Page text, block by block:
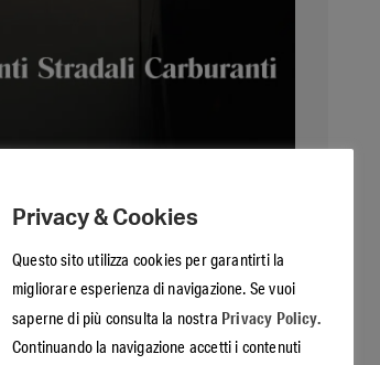
Privacy & Cookies
Questo sito utilizza cookies per garantirti la
migliorare esperienza di navigazione. Se vuoi
saperne di più consulta la nostra Privacy Policy.
Continuando la navigazione accetti i contenuti